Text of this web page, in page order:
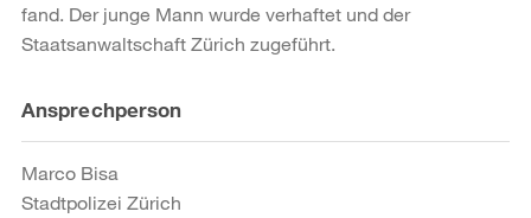
fand. Der junge Mann wurde verhaftet und der
Staatsanwaltschaft Zürich zugeführt.
Weitere
Informationen
Ansprechperson
Marco Bisa
Stadtpolizei Zürich